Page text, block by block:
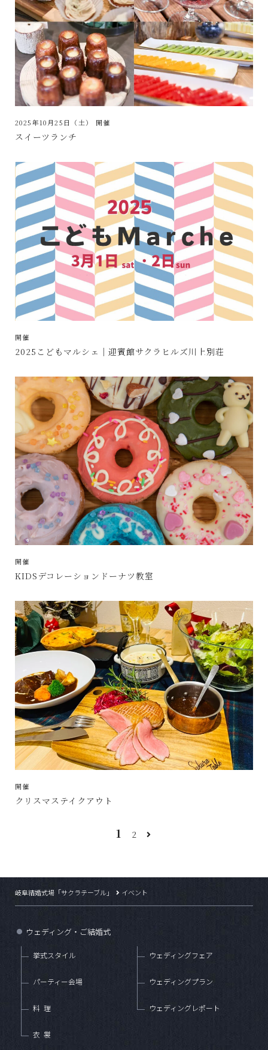
2025年10月25日（土） 開催
スイーツランチ
開催
2025こどもマルシェ｜迎賓館サクラヒルズ川上別荘
開催
KIDSデコレーションドーナツ教室
開催
クリスマステイクアウト
1 2
岐阜結婚式場「サクラテーブル」 イベント
● ウェディング・ご結婚式
挙式スタイル
パーティー会場
料理
衣裳
ウェディングフェア
ウェディングプラン
ウェディングレポート